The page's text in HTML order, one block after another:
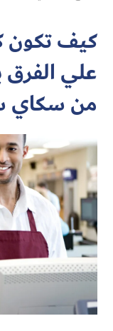
كيف تكون
علي الفرق
من